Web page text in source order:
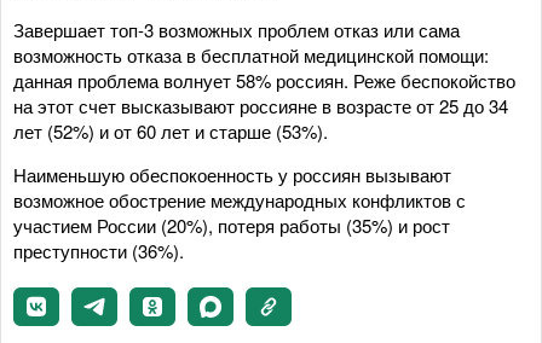
Завершает топ-3 возможных проблем отказ или сама
возможность отказа в бесплатной медицинской помощи:
данная проблема волнует 58% россиян. Реже беспокойство
на этот счет высказывают россияне в возрасте от 25 до 34
лет (52%) и от 60 лет и старше (53%).
Наименьшую обеспокоенность у россиян вызывают
возможное обострение международных конфликтов с
участием России (20%), потеря работы (35%) и рост
преступности (36%).